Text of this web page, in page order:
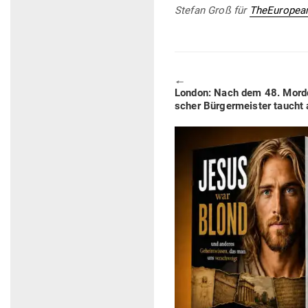
Stefan Groß für
🠔
Previous
post:
London: Nach dem 48.
scher Bür­ger­meister taucht